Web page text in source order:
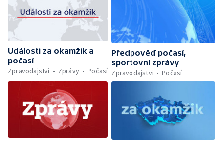
Události za okamžik a
počasí
Zpravodajství
Zprávy Počasí
Předpověď počasí,
sportovní zprávy
Zpravodajství
Počasí